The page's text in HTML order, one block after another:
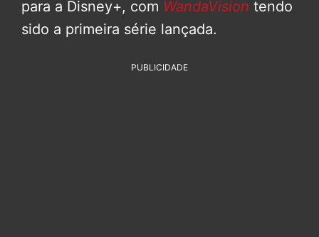
para a Disney+, com WandaVision tendo
sido a primeira série lançada.
PUBLICIDADE